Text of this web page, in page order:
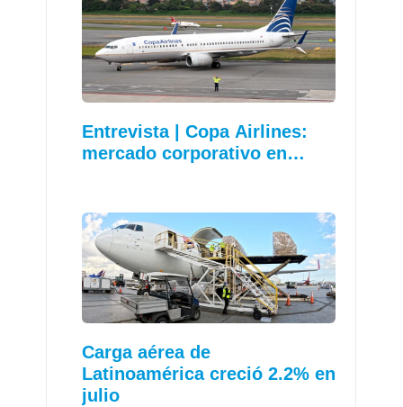
Entrevista | Copa Airlines:
mercado corporativo en…
Carga aérea de
Latinoamérica creció 2.2% en
julio